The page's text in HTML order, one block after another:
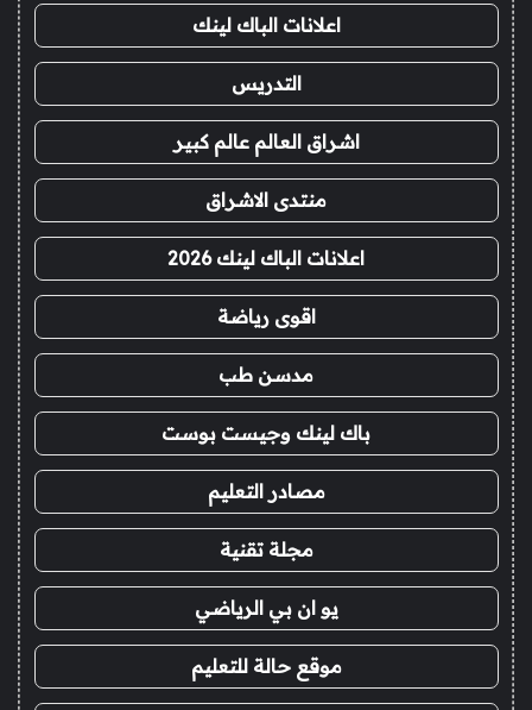
اعلانات الباك لينك
التدريس
اشراق العالم عالم كبير
منتدى الاشراق
اعلانات الباك لينك 2026
اقوى رياضة
مدسن طب
باك لينك وجيست بوست
مصادر التعليم
مجلة تقنية
يو ان بي الرياضي
موقع حالة للتعليم